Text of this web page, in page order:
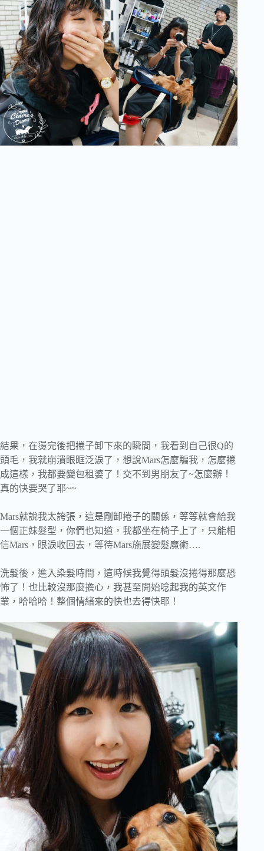
結果，在燙完後把捲子卸下來的瞬間，我看到自己很Q的
頭毛，我就崩潰眼眶泛淚了，想說Mars怎麼騙我，怎麼捲
成這樣，我都要變包租婆了！交不到男朋友了~怎麼辦！
真的快要哭了耶~~
Mars就說我太誇張，這是剛卸捲子的關係，等等就會給我
一個正妹髮型，你們也知道，我都坐在椅子上了，只能相
信Mars，眼淚收回去，等待Mars施展變髮魔術….
洗髮後，進入染髮時間，這時候我覺得頭髮沒捲得那麼恐
怖了！也比較沒那麼擔心，我甚至開始唸起我的英文作
業，哈哈哈！整個情緒來的快也去得快耶！